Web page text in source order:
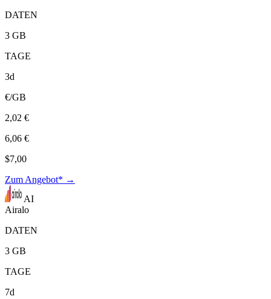
DATEN
3 GB
TAGE
3d
€/GB
2,02 €
6,06 €
$7,00
Zum Angebot* →
AI
Airalo
DATEN
3 GB
TAGE
7d